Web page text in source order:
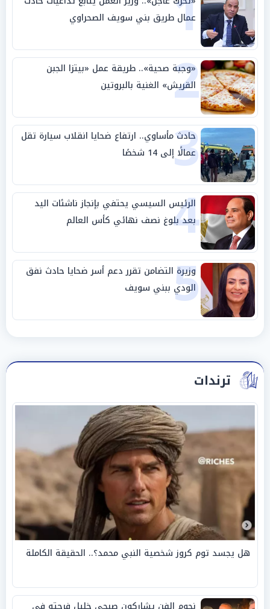
عمال طريق بني سويف الصحراوي
2
«وجبة صحية».. طريقة عمل «بيتزا الجبن
القريش» الغنية بالبروتين
3
حادث مأساوي.. ارتفاع ضحايا انقلاب سيارة تقل
عمالًا إلى 14 شخصًا
4
الرئيس السيسي يحتفي بإنجاز ناشئات اليد
بعد بلوغ نصف نهائي كأس العالم
5
وزيرة التضامن تقرر دعم أسر ضحايا حادث نفق
الودي ببني سويف
ترندات
هل يجسد توم كروز شخصية النبي محمد؟.. الحقيقة الكاملة